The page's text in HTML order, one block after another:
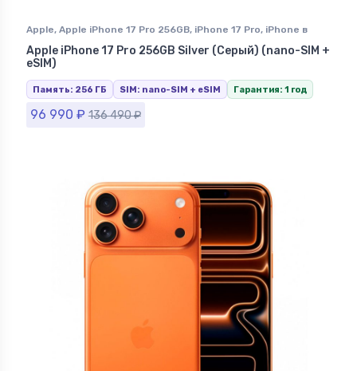
Apple, Apple iPhone 17 Pro 256GB, iPhone 17 Pro, iPhone в
Ставрополе
Apple iPhone 17 Pro 256GB Silver (Серый) (nano-SIM +
eSIM)
Память: 256 ГБ SIM: nano-SIM + eSIM Гарантия: 1 год
96 990 ₽ 136 490₽